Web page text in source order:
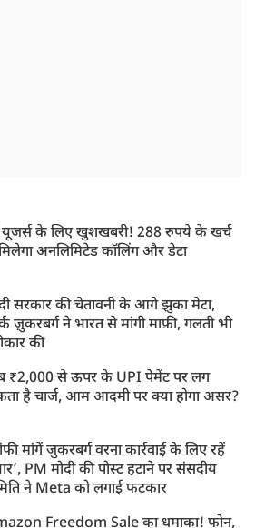
के लिए खुशखबरी! 288 रुपये के खर्च
अनलिमिटेड कॉलिंग और डेटा
सरकार की चेतावनी के आगे झुका मेटा,
ज़ुकरबर्ग ने भारत से मांगी माफ़ी, गलती भी
की
₹2,000 से ऊपर के UPI पेमेंट पर लग
है चार्ज, आम आदमी पर क्या होगा असर?
मांगें जुकरबर्ग वरना कार्रवाई के लिए रहें
PM मोदी की पोस्ट हटाने पर संसदीय
ने Meta को लगाई फटकार
Freedom Sale का धमाका! फोन,